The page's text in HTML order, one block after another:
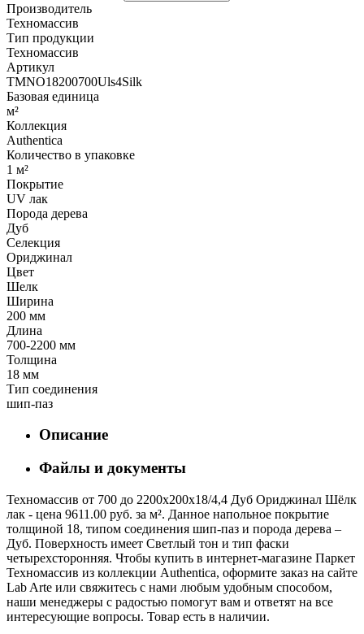
Производитель
Техномассив
Тип продукции
Техномассив
Артикул
TMNO18200700Uls4Silk
Базовая единица
м²
Коллекция
Authentica
Количество в упаковке
1 м²
Покрытие
UV лак
Порода дерева
Дуб
Селекция
Ориджинал
Цвет
Шелк
Ширина
200 мм
Длина
700-2200 мм
Толщина
18 мм
Тип соединения
шип-паз
Описание
Файлы и документы
Техномассив от 700 до 2200х200х18/4,4 Дуб Ориджинал Шёлк
лак - цена 9611.00 руб. за м². Данное напольное покрытие
толщиной 18, типом соединения шип-паз и порода дерева –
Дуб. Поверхность имеет Светлый тон и тип фаски
четырехсторонняя. Чтобы купить в интернет-магазине Паркет
Техномассив из коллекции Authentica, оформите заказ на сайте
Lab Arte или свяжитесь с нами любым удобным способом,
наши менеджеры с радостью помогут вам и ответят на все
интересующие вопросы. Товар есть в наличии.